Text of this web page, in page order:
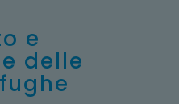
e
delle